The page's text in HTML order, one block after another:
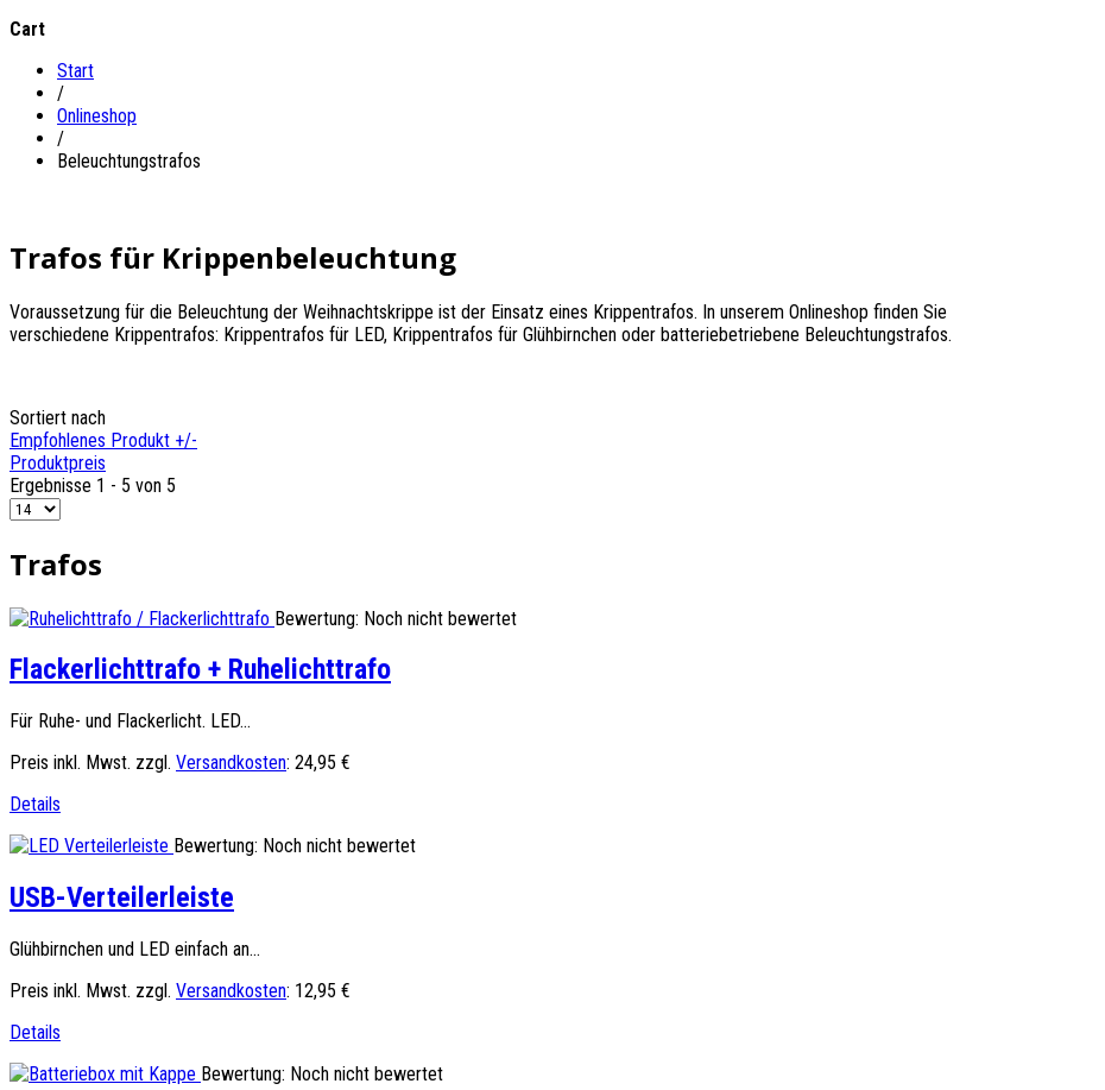
Cart
Start
/
Onlineshop
/
Beleuchtungstrafos
Trafos für Krippenbeleuchtung
Voraussetzung für die Beleuchtung der Weihnachtskrippe ist der Einsatz eines Krippentrafos. In unserem Onlineshop finden Sie
verschiedene Krippentrafos: Krippentrafos für LED, Krippentrafos für Glühbirnchen oder batteriebetriebene Beleuchtungstrafos.
Sortiert nach
Empfohlenes Produkt +/-
Produktpreis
Ergebnisse 1 - 5 von 5
Trafos
Bewertung: Noch nicht bewertet
Flackerlichttrafo + Ruhelichttrafo
Für Ruhe- und Flackerlicht. LED...
Preis inkl. Mwst. zzgl. Versandkosten: 24,95 €
Details
Bewertung: Noch nicht bewertet
USB-Verteilerleiste
Glühbirnchen und LED einfach an...
Preis inkl. Mwst. zzgl. Versandkosten: 12,95 €
Details
Bewertung: Noch nicht bewertet